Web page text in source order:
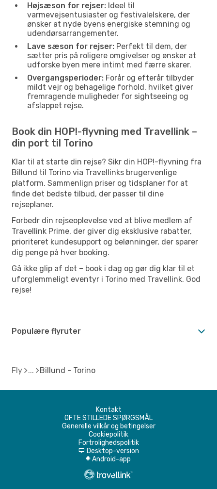
Højsæson for rejser: Ideel til
varmevejsentusiaster og festivalelskere, der
ønsker at nyde byens energiske stemning og
udendørsarrangementer.
Lave sæson for rejser: Perfekt til dem, der
sætter pris på roligere omgivelser og ønsker at
udforske byen mere intimt med færre skarer.
Overgangsperioder: Forår og efterår tilbyder
mildt vejr og behagelige forhold, hvilket giver
fremragende muligheder for sightseeing og
afslappet rejse.
Book din HOP!-flyvning med Travellink –
din port til Torino
Klar til at starte din rejse? Sikr din HOP!-flyvning fra
Billund til Torino via Travellinks brugervenlige
platform. Sammenlign priser og tidsplaner for at
finde det bedste tilbud, der passer til dine
rejseplaner.
Forbedr din rejseoplevelse ved at blive medlem af
Travellink Prime, der giver dig eksklusive rabatter,
prioriteret kundesupport og belønninger, der sparer
dig penge på hver booking.
Gå ikke glip af det – book i dag og gør dig klar til et
uforglemmeligt eventyr i Torino med Travellink. God
rejse!
Populære flyruter
Fly Billund - Torino
Kontakt
OFTE STILLEDE SPØRGSMÅL
Generelle vilkår og betingelser
Cookiepolitik
Fortrolighedspolitik
d Desktop-version
A Android-app